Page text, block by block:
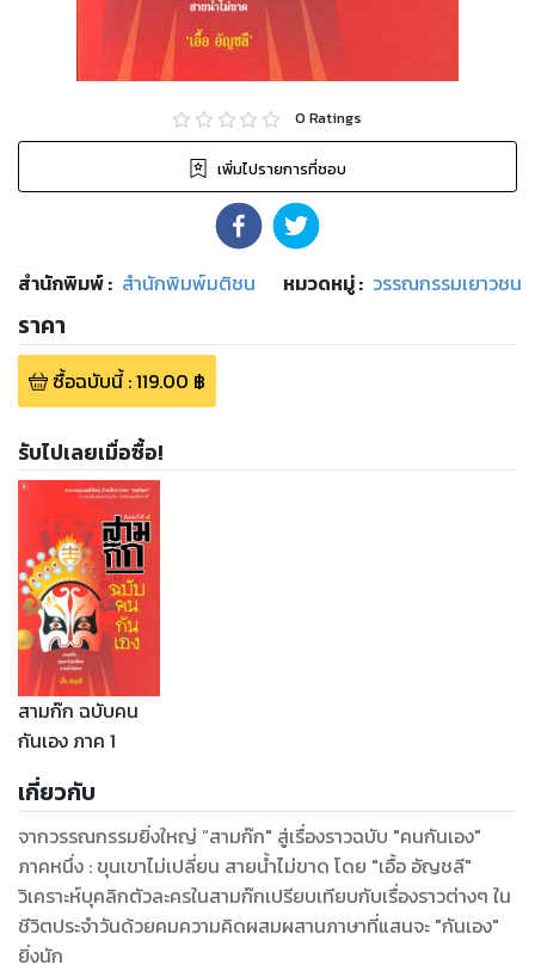
0 Ratings
เพิ่มไปรายการที่ชอบ
สำนักพิมพ์: สำนักพิมพ์มติชน หมวดหมู่: วรรณกรรมเยาวชน
ราคา
ซื้อฉบับนี้:119.00 ฿
รับไปเลยเมื่อซื้อ!
สามก๊ก ฉบับคน
กันเอง ภาค 1
เกี่ยวกับ
จากวรรณกรรมยิ่งใหญ่ “สามก๊ก" สู่เรื่องราวฉบับ "คนกันเอง"
ภาคหนึ่ง : ขุนเขาไม่เปลี่ยน สายน้ำไม่ขาด โดย "เอื้อ อัญชลี"
วิเคราะห์บุคลิกตัวละครในสามก๊กเปรียบเทียบกับเรื่องราวต่างๆ ใน
ชีวิตประจำวันด้วยคมความคิดผสมผสานภาษาที่แสนจะ "กันเอง"
ยิ่งนัก